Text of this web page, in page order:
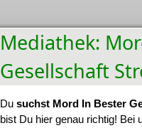
Mediathek:
Gesellschaft
Du suchst Mord In Bester
bist Du hier genau richtig! Bei